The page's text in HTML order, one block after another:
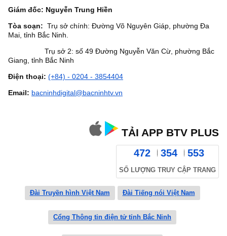
Giám đốc: Nguyễn Trung Hiền
Tòa soạn: Trụ sở chính: Đường Võ Nguyên Giáp, phường Đa
Mai, tỉnh Bắc Ninh.
Trụ sở 2: số 49 Đường Nguyễn Văn Cừ, phường Bắc
Giang, tỉnh Bắc Ninh
Điện thoại: (+84) - 0204 - 3854404
Email: bacninhdigital@bacninhtv.vn
TẢI APP BTV PLUS
472 354 553
SỐ LƯỢNG TRUY CẬP TRANG
Đài Truyền hình Việt Nam Đài Tiếng nói Việt Nam
Cổng Thông tin điện tử tỉnh Bắc Ninh